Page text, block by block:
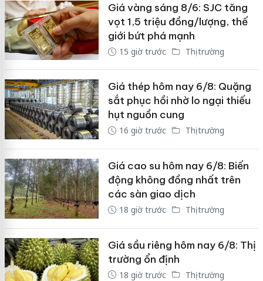
Giá vàng sáng 8/6: SJC tăng
vọt 1,5 triệu đồng/lượng, thế
giới bứt phá mạnh
15 giờ trước Thị trường
Giá thép hôm nay 6/8: Quặng
sắt phục hồi nhờ lo ngại thiếu
hụt nguồn cung
16 giờ trước Thị trường
Giá cao su hôm nay 6/8: Biến
động không đồng nhất trên
các sàn giao dịch
18 giờ trước Thị trường
Giá sầu riêng hôm nay 6/8: Thị
trường ổn định
18 giờ trước Thị trường